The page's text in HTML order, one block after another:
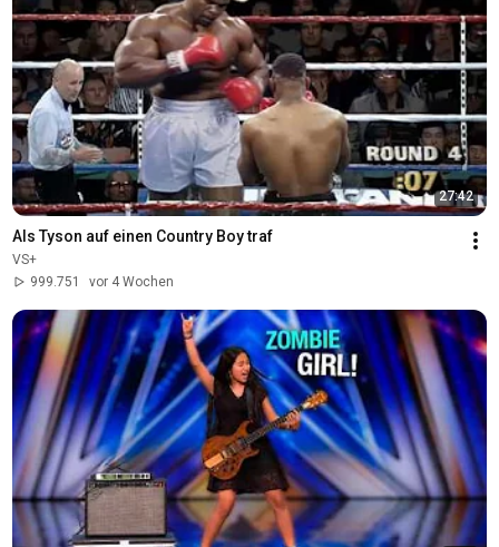
27:42
Als Tyson auf einen Country Boy traf
VS+
999.751
vor 4 Wochen